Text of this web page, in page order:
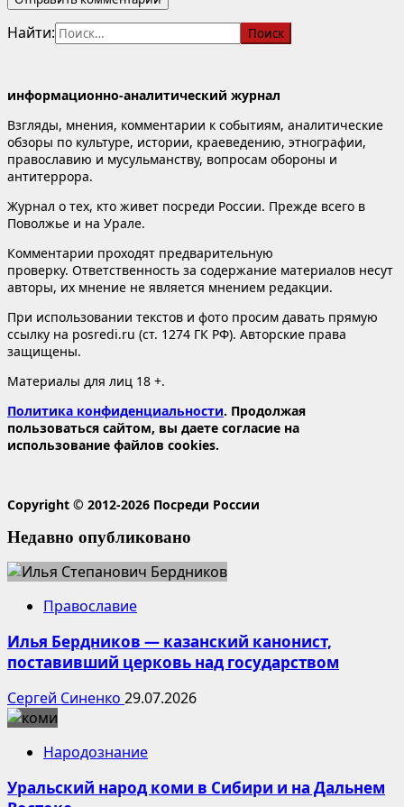
Найти:
информационно-аналитический журнал
Взгляды, мнения, комментарии к событиям, аналитические
обзоры по культуре, истории, краеведению, этнографии,
православию и мусульманству, вопросам обороны и
антитеррора.
Журнал о тех, кто живет посреди России. Прежде всего в
Поволжье и на Урале.
Комментарии проходят предварительную
проверку. Ответственность за содержание материалов несут
авторы, их мнение не является мнением редакции.
При использовании текстов и фото просим давать прямую
ссылку на posredi.ru (ст. 1274 ГК РФ). Авторские права
защищены.
Материалы для лиц 18 +.
Политика конфиденциальности. Продолжая
пользоваться сайтом, вы даете согласие на
использование файлов cookies.
Copyright © 2012-2026 Посреди России
Недавно опубликовано
Православие
Илья Бердников — казанский канонист,
поставивший церковь над государством
Сергей Синенко 29.07.2026
Народознание
Уральский народ коми в Сибири и на Дальнем